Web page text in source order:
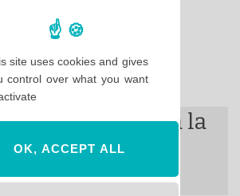
Disney ouverts à la
de Disneyland
site uses cookies and gives
control over what you want
OK, ACCEPT ALL